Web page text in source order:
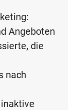
Angeboten
die
nach